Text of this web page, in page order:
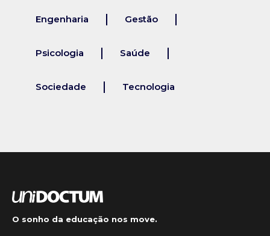
Engenharia Gestão
Psicologia Saúde
Sociedade Tecnologia
O sonho da educação nos move.